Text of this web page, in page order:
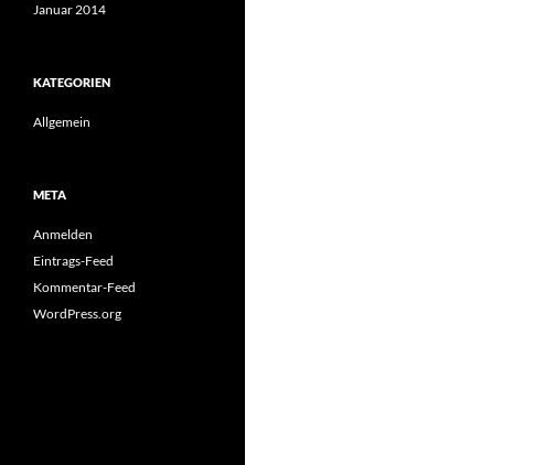
Januar 2014
KATEGORIEN
Allgemein
META
Anmelden
Eintrags-Feed
Kommentar-Feed
WordPress.org